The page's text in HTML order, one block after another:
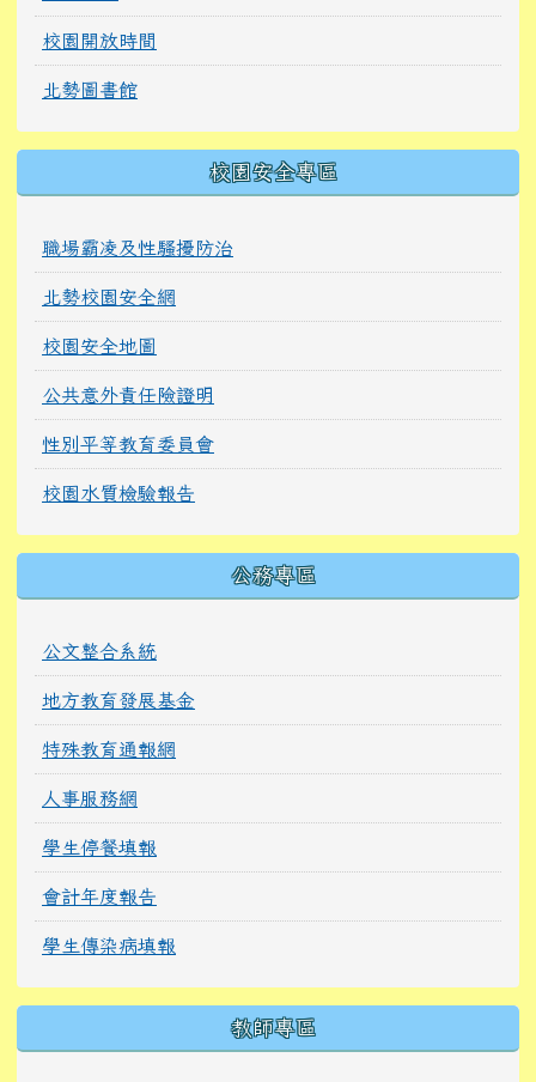
校園開放時間
北勢圖書館
校園安全專區
職場霸凌及性騷擾防治
北勢校園安全網
校園安全地圖
公共意外責任險證明
性別平等教育委員會
校園水質檢驗報告
公務專區
公文整合系統
地方教育發展基金
特殊教育通報網
人事服務網
學生停餐填報
會計年度報告
學生傳染病填報
教師專區